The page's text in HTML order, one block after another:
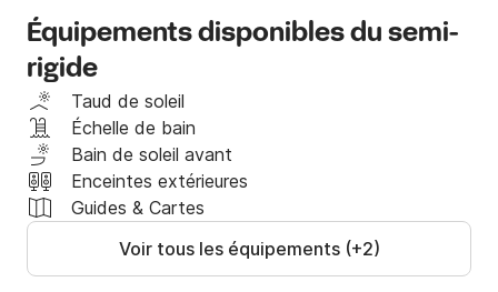
à visiter. Le bateau dispose d'un ancrage manuel et
d'oreillers en cuir.
Le port de départ est le port de Pantanassa.
Équipements disponibles du semi-
rigide
Taud de soleil
Échelle de bain
Bain de soleil avant
Enceintes extérieures
Guides & Cartes
Voir tous les équipements (+2)